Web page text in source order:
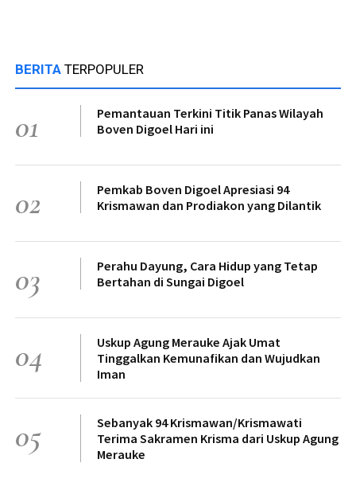
BERITA TERPOPULER
01
Pemantauan Terkini Titik Panas Wilayah
Boven Digoel Hari ini
02
Pemkab Boven Digoel Apresiasi 94
Krismawan dan Prodiakon yang Dilantik
03
Perahu Dayung, Cara Hidup yang Tetap
Bertahan di Sungai Digoel
04
Uskup Agung Merauke Ajak Umat
Tinggalkan Kemunafikan dan Wujudkan
Iman
05
Sebanyak 94 Krismawan/Krismawati
Terima Sakramen Krisma dari Uskup Agung
Merauke